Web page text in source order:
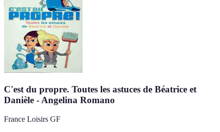
C'est du propre. Toutes les astuces de Béatrice et
Danièle - Angelina Romano
France Loisirs GF